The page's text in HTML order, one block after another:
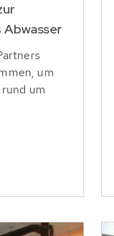
Abwasser
um
um